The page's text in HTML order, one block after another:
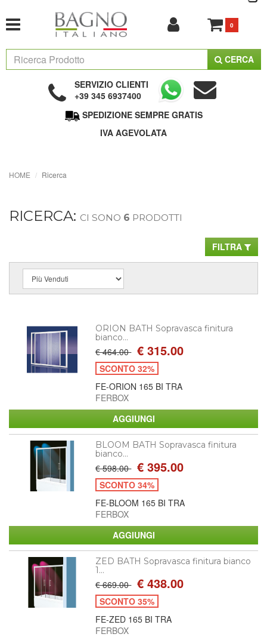
0
CERCA
SERVIZIO CLIENTI
+39 345 6937400
SPEDIZIONE SEMPRE GRATIS
IVA AGEVOLATA
HOME Ricerca
RICERCA: CI SONO 6 PRODOTTI
FILTRA
ORION BATH Sopravasca finitura
bianco...
€ 464.00 € 315.00
SCONTO 32%
FE-ORION 165 BI TRA
FERBOX
BLOOM BATH Sopravasca finitura
bianco...
€ 598.00 € 395.00
SCONTO 34%
FE-BLOOM 165 BI TRA
FERBOX
ZED BATH Sopravasca finitura bianco
1...
€ 669.00 € 438.00
SCONTO 35%
FE-ZED 165 BI TRA
FERBOX